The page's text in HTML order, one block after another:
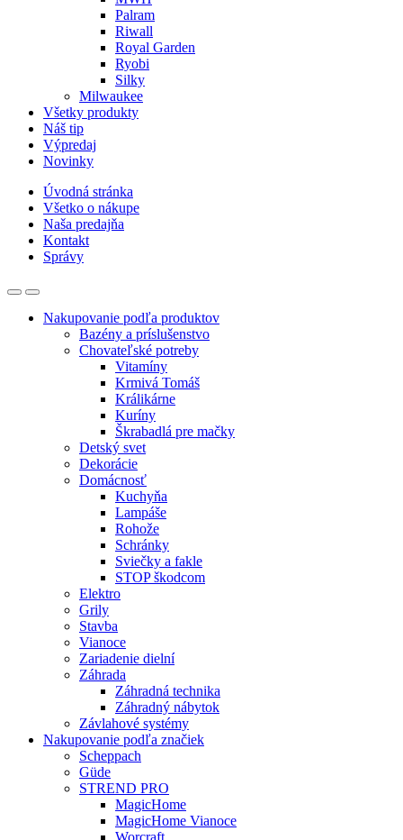
Palram
Riwall
Royal Garden
Ryobi
Silky
Milwaukee
Všetky produkty
Náš tip
Výpredaj
Novinky
Úvodná stránka
Všetko o nákupe
Naša predajňa
Kontakt
Správy
Nakupovanie podľa produktov
Bazény a príslušenstvo
Chovateľské potreby
Vitamíny
Krmivá Tomáš
Králikárne
Kuríny
Škrabadlá pre mačky
Detský svet
Dekorácie
Domácnosť
Kuchyňa
Lampáše
Rohože
Schránky
Sviečky a fakle
STOP škodcom
Elektro
Grily
Stavba
Vianoce
Zariadenie dielní
Záhrada
Záhradná technika
Záhradný nábytok
Závlahové systémy
Nakupovanie podľa značiek
Scheppach
Güde
STREND PRO
MagicHome
MagicHome Vianoce
Worcraft